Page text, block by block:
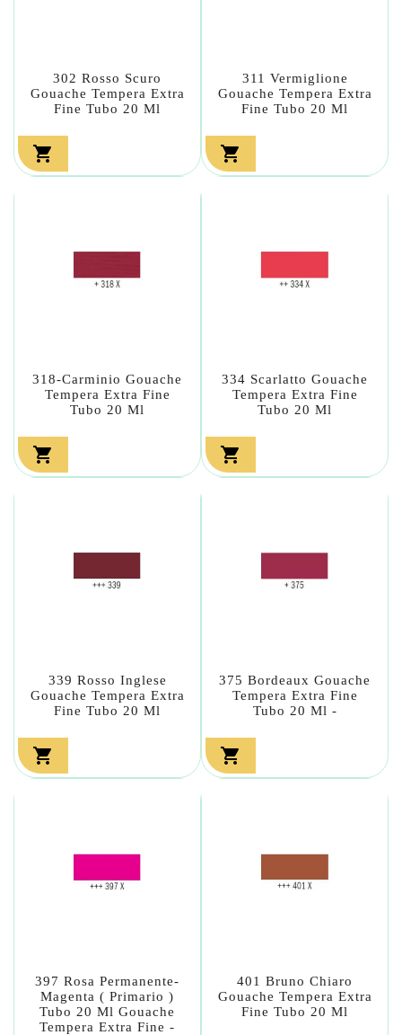
302 Rosso Scuro
Gouache Tempera Extra
Fine Tubo 20 Ml

311 Vermiglione
Gouache Tempera Extra
Fine Tubo 20 Ml

318-Carminio Gouache
Tempera Extra Fine
Tubo 20 Ml

334 Scarlatto Gouache
Tempera Extra Fine
Tubo 20 Ml

339 Rosso Inglese
Gouache Tempera Extra
Fine Tubo 20 Ml

375 Bordeaux Gouache
Tempera Extra Fine
Tubo 20 Ml -

397 Rosa Permanente-
Magenta ( Primario )
Tubo 20 Ml Gouache
Tempera Extra Fine -
401 Bruno Chiaro
Gouache Tempera Extra
Fine Tubo 20 Ml